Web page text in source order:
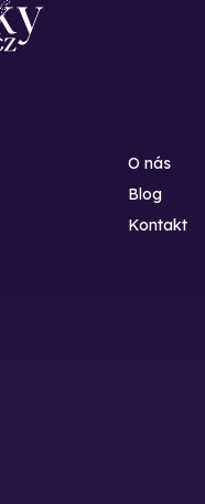
O nás
Blog
Kontakt